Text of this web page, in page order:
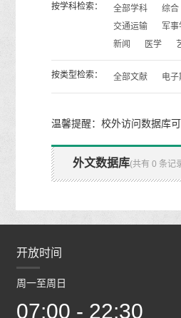
按学科检索： 全部学科 综合
交通运输
军事
新闻
医学
按类型检索： 全部文献 电子
温馨提醒：校外访问数据库
外文数据库(共有 0 条记
开放时间
周一至周日
07:00 - 22:30